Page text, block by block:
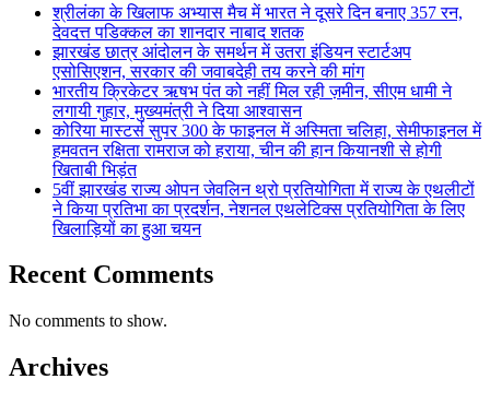
श्रीलंका के खिलाफ अभ्यास मैच में भारत ने दूसरे दिन बनाए 357 रन,
देवदत्त पडिक्कल का शानदार नाबाद शतक
झारखंड छात्र आंदोलन के समर्थन में उतरा इंडियन स्टार्टअप
एसोसिएशन, सरकार की जवाबदेही तय करने की मांग
भारतीय क्रिकेटर ऋषभ पंत को नहीं मिल रही ज़मीन, सीएम धामी ने
लगायी गुहार, मुख्यमंत्री ने दिया आश्वासन
कोरिया मास्टर्स सुपर 300 के फाइनल में अस्मिता चलिहा, सेमीफाइनल में
हमवतन रक्षिता रामराज को हराया, चीन की हान कियानशी से होगी
खिताबी भिड़ंत
5वीं झारखंड राज्य ओपन जेवलिन थ्रो प्रतियोगिता में राज्य के एथलीटों
ने किया प्रतिभा का प्रदर्शन, नेशनल एथलेटिक्स प्रतियोगिता के लिए
खिलाड़ियों का हुआ चयन
Recent Comments
No comments to show.
Archives